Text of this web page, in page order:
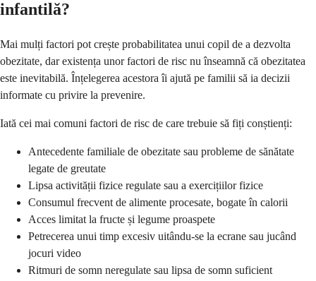
infantilă?
Mai mulți factori pot crește probabilitatea unui copil de a dezvolta
obezitate, dar existența unor factori de risc nu înseamnă că obezitatea
este inevitabilă. Înțelegerea acestora îi ajută pe familii să ia decizii
informate cu privire la prevenire.
Iată cei mai comuni factori de risc de care trebuie să fiți conștienți:
Antecedente familiale de obezitate sau probleme de sănătate
legate de greutate
Lipsa activității fizice regulate sau a exercițiilor fizice
Consumul frecvent de alimente procesate, bogate în calorii
Acces limitat la fructe și legume proaspete
Petrecerea unui timp excesiv uitându-se la ecrane sau jucând
jocuri video
Ritmuri de somn neregulate sau lipsa de somn suficient